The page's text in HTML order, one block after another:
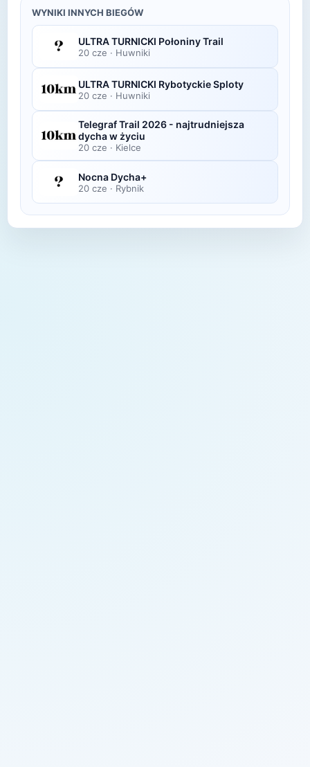
w ciągu kilku dni po zawodach na swojej stronie
lub fanpage'u na Facebooku.
WYNIKI INNYCH BIEGÓW
ULTRA TURNICKI Połoniny Trail
20 cze · Huwniki
ULTRA TURNICKI Rybotyckie Sploty
20 cze · Huwniki
Telegraf Trail 2026 - najtrudniejsza
dycha w życiu
20 cze · Kielce
Nocna Dycha+
20 cze · Rybnik